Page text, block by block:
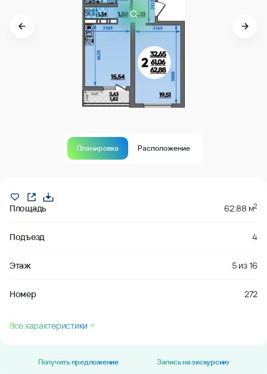
Планировка Расположение
Площадь 62.88 м2
Подъезд 4
Этаж 5 из16
Номер 272
Все характеристики
Получить предложение Запись на экскурсию